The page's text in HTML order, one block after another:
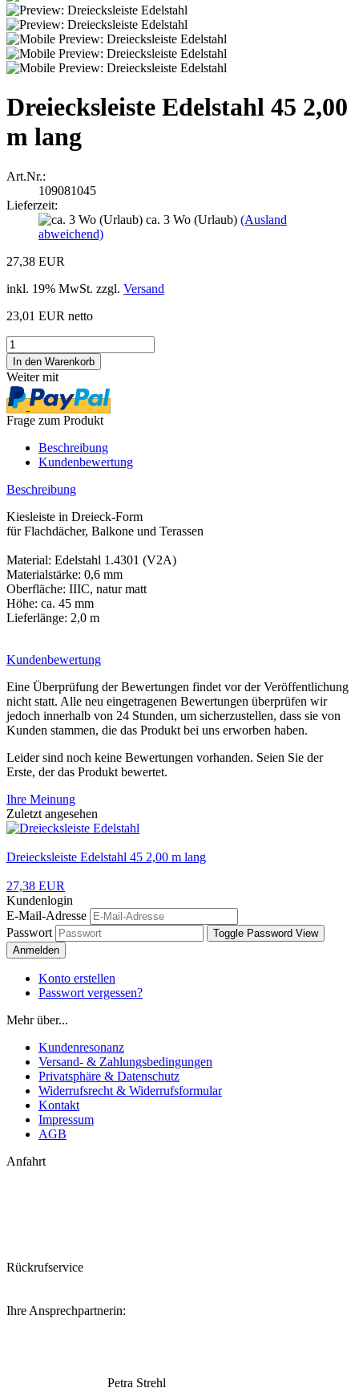
Dreiecksleiste Edelstahl 45 2,00
m lang
Art.Nr.:
109081045
Lieferzeit:
ca. 3 Wo (Urlaub) (Ausland
abweichend)
27,38 EUR
inkl. 19% MwSt. zzgl. Versand
23,01 EUR netto
Weiter mit
Frage zum Produkt
Beschreibung
Kundenbewertung
Beschreibung
Kiesleiste in Dreieck-Form
für Flachdächer, Balkone und Terassen
Material: Edelstahl 1.4301 (V2A)
Materialstärke: 0,6 mm
Oberfläche: IIIC, natur matt
Höhe: ca. 45 mm
Lieferlänge: 2,0 m
Kundenbewertung
Eine Überprüfung der Bewertungen findet vor der Veröffentlichung
nicht statt. Alle neu eingetragenen Bewertungen überprüfen wir
jedoch innerhalb von 24 Stunden, um sicherzustellen, dass sie von
Kunden stammen, die das Produkt bei uns erworben haben.
Leider sind noch keine Bewertungen vorhanden. Seien Sie der
Erste, der das Produkt bewertet.
Ihre Meinung
Zuletzt angesehen
Dreiecksleiste Edelstahl 45 2,00 m lang
27,38 EUR
Kundenlogin
E-Mail-Adresse
Passwort
Toggle Password View
Anmelden
Konto erstellen
Passwort vergessen?
Mehr über...
Kundenresonanz
Versand- & Zahlungsbedingungen
Privatsphäre & Datenschutz
Widerrufsrecht & Widerrufsformular
Kontakt
Impressum
AGB
Anfahrt
Rückrufservice
Ihre Ansprechpartnerin:
Petra Strehl